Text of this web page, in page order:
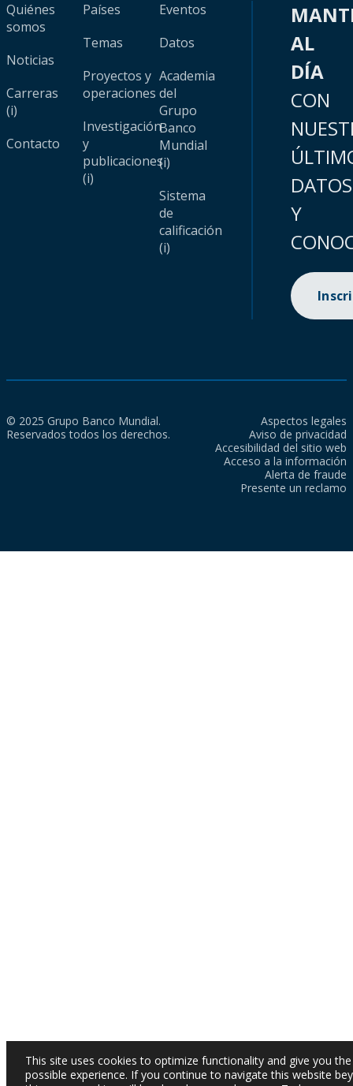
Quiénes
somos
Noticias
Carreras
(i)
Contacto
Países
Temas
Proyectos y
operaciones
Investigación
y
publicaciones
(i)
Eventos
Datos
Academia
del
Grupo
Banco
Mundial
(i)
Sistema
de
calificación
(i)
AL
DÍA
CON
DATOS
Y
© 2025 Grupo Banco Mundial.
Reservados todos los derechos.
Aspectos legales
Aviso de privacidad
Accesibilidad del sitio web
Acceso a la información
Alerta de fraude
Presente un reclamo
This site uses cookies to optimize functionality and give you
possible experience. If you continue to navigate this website